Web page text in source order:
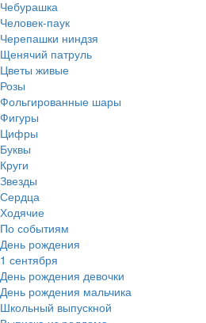
Чебурашка
Человек-паук
Черепашки ниндзя
Щенячий патруль
Цветы живые
Розы
Фольгированные шары
Фигуры
Цифры
Буквы
Круги
Звезды
Сердца
Ходячие
По событиям
День рождения
1 сентября
День рождения девочки
День рождения мальчика
Школьный выпускной